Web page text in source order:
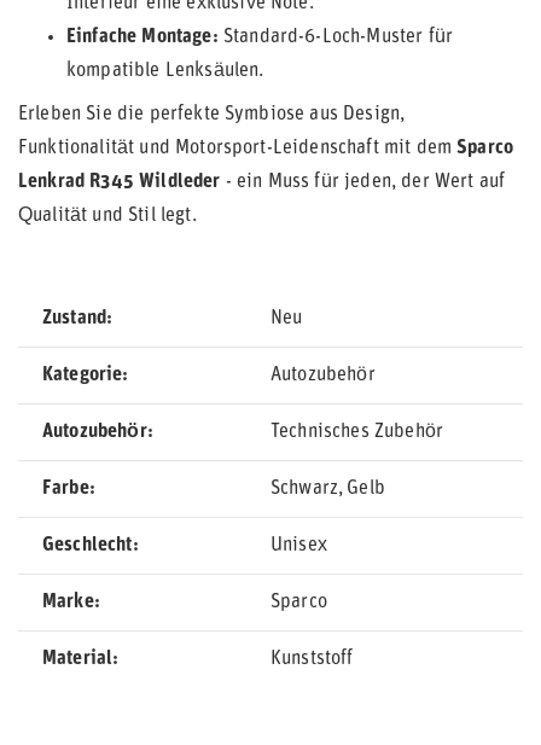
Einfache Montage: Standard-6-Loch-Muster für
kompatible Lenksäulen.
Erleben Sie die perfekte Symbiose aus Design,
Funktionalität und Motorsport-Leidenschaft mit demSparco
Lenkrad R345 Wildleder - ein Muss für jeden, der Wert auf
Qualität und Stil legt.
Zustand Neu
Kategorie Autozubehör
Autozubehör Technisches Zubehör
Farbe Schwarz Gelb
Geschlecht Unisex
Marke Sparco
Material Kunststoff